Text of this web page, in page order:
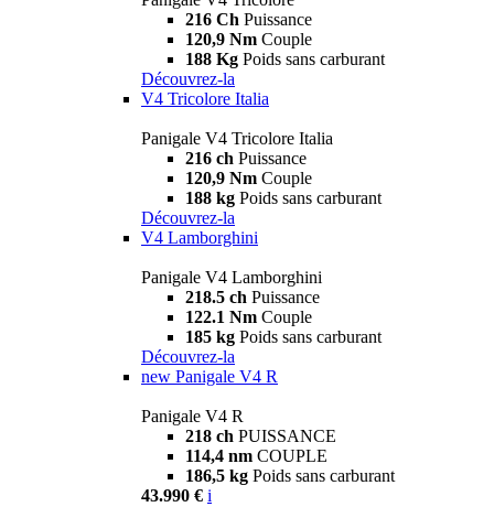
216 Ch Puissance
120,9 Nm Couple
188 Kg Poids sans carburant
Découvrez-la
V4 Tricolore Italia
Panigale V4 Tricolore Italia
216 ch Puissance
120,9 Nm Couple
188 kg Poids sans carburant
Découvrez-la
V4 Lamborghini
Panigale V4 Lamborghini
218.5 ch Puissance
122.1 Nm Couple
185 kg Poids sans carburant
Découvrez-la
new Panigale V4 R
Panigale V4 R
218 ch PUISSANCE
114,4 nm COUPLE
186,5 kg Poids sans carburant
43.990 € i